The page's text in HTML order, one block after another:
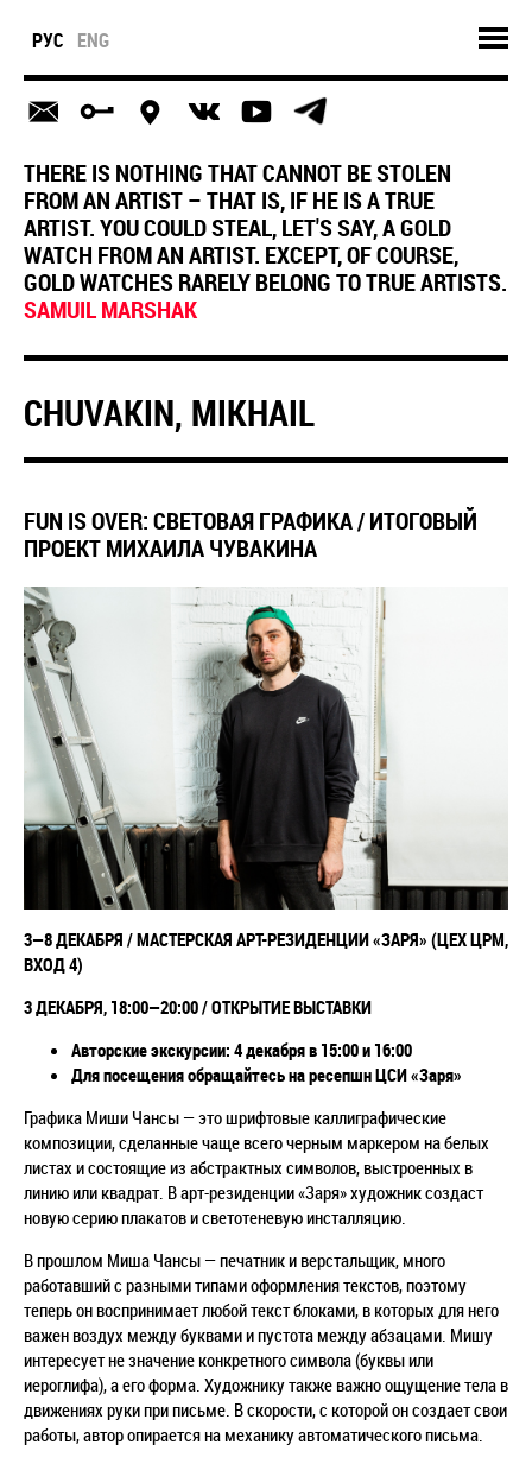
РУС ENG
THERE IS NOTHING THAT CANNOT BE STOLEN
FROM AN ARTIST – THAT IS, IF HE IS A TRUE
ARTIST. YOU COULD STEAL, LET'S SAY, A GOLD
WATCH FROM AN ARTIST. EXCEPT, OF COURSE,
GOLD WATCHES RARELY BELONG TO TRUE ARTISTS.
SAMUIL MARSHAK
CHUVAKIN, MIKHAIL
FUN IS OVER: СВЕТОВАЯ ГРАФИКА / ИТОГОВЫЙ
ПРОЕКТ МИХАИЛА ЧУВАКИНА
3—8 ДЕКАБРЯ / МАСТЕРСКАЯ АРТ-РЕЗИДЕНЦИИ «ЗАРЯ» (ЦЕХ ЦРМ,
ВХОД 4)
3 ДЕКАБРЯ, 18:00—20:00 / ОТКРЫТИЕ ВЫСТАВКИ
Авторские экскурсии: 4 декабря в 15:00 и 16:00
Для посещения обращайтесь на ресепшн ЦСИ «Заря»
Графика Миши Чансы — это шрифтовые каллиграфические
композиции, сделанные чаще всего черным маркером на белых
листах и состоящие из абстрактных символов, выстроенных в
линию или квадрат. В арт-резиденции «Заря» художник создаст
новую серию плакатов и светотеневую инсталляцию.
В прошлом Миша Чансы — печатник и верстальщик, много
работавший с разными типами оформления текстов, поэтому
теперь он воспринимает любой текст блоками, в которых для него
важен воздух между буквами и пустота между абзацами. Мишу
интересует не значение конкретного символа (буквы или
иероглифа), а его форма. Художнику также важно ощущение тела в
движениях руки при письме. В скорости, с которой он создает свои
работы, автор опирается на механику автоматического письма.